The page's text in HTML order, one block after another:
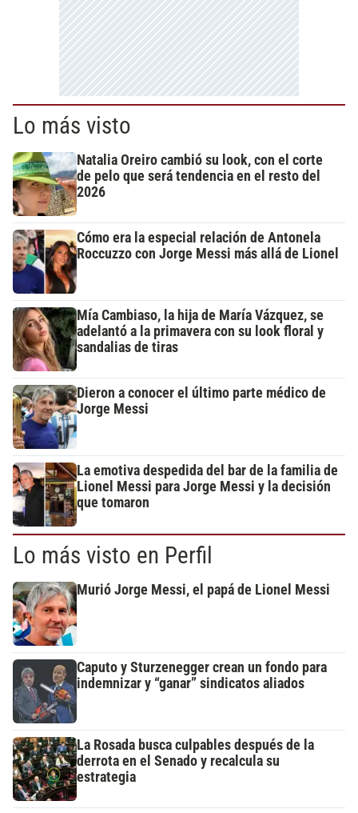
Lo más visto
Natalia Oreiro cambió su look, con el corte
de pelo que será tendencia en el resto del
2026
Cómo era la especial relación de Antonela
Roccuzzo con Jorge Messi más allá de Lionel
Mía Cambiaso, la hija de María Vázquez, se
adelantó a la primavera con su look floral y
sandalias de tiras
Dieron a conocer el último parte médico de
Jorge Messi
La emotiva despedida del bar de la familia de
Lionel Messi para Jorge Messi y la decisión
que tomaron
Lo más visto en Perfil
Murió Jorge Messi, el papá de Lionel Messi
Caputo y Sturzenegger crean un fondo para
indemnizar y “ganar” sindicatos aliados
La Rosada busca culpables después de la
derrota en el Senado y recalcula su
estrategia